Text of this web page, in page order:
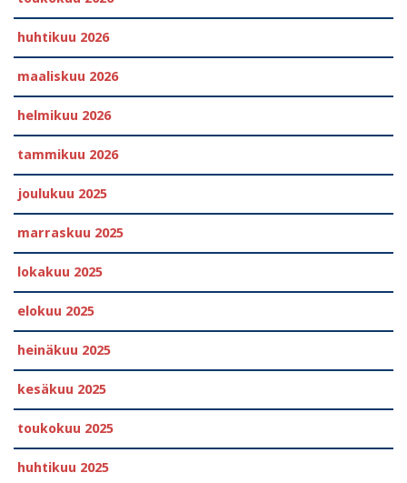
huhtikuu 2026
maaliskuu 2026
helmikuu 2026
tammikuu 2026
joulukuu 2025
marraskuu 2025
lokakuu 2025
elokuu 2025
heinäkuu 2025
kesäkuu 2025
toukokuu 2025
huhtikuu 2025